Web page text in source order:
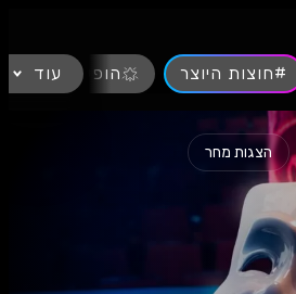
#חוצות היוצר הופעות חיות
עוד
הצגות מחר